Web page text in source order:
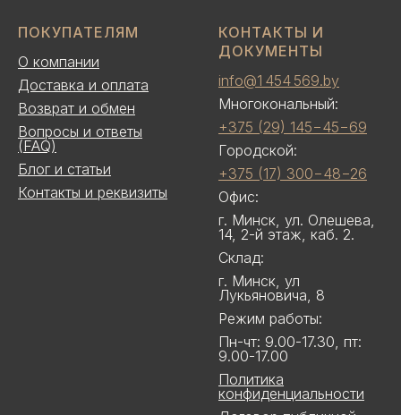
ПОКУПАТЕЛЯМ
О компании
Доставка и оплата
Возврат и обмен
Вопросы и ответы
(FAQ)
Блог и статьи
Контакты и реквизиты
КОНТАКТЫ И
ДОКУМЕНТЫ
info@1 454 569.by
Многокональный:
+375 (29) 145−45−69
Городской:
+375 (17) 300−48−26
Офис:
г. Минск, ул. Олешева,
14, 2-й этаж, каб. 2.
Склад:
г. Минск, ул
Лукьяновича, 8
Режим работы:
Пн-чт: 9.00-17.30, пт:
9.00-17.00
Политика
конфиденциальности